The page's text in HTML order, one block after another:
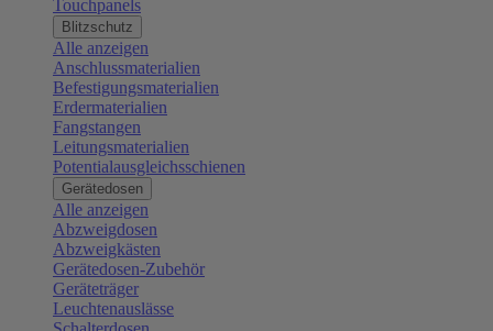
Touchpanels
Blitzschutz
Alle anzeigen
Anschlussmaterialien
Befestigungsmaterialien
Erdermaterialien
Fangstangen
Leitungsmaterialien
Potentialausgleichsschienen
Gerätedosen
Alle anzeigen
Abzweigdosen
Abzweigkästen
Gerätedosen-Zubehör
Geräteträger
Leuchtenauslässe